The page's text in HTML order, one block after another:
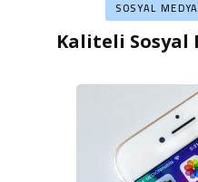
SOSYAL
Kaliteli Sosyal